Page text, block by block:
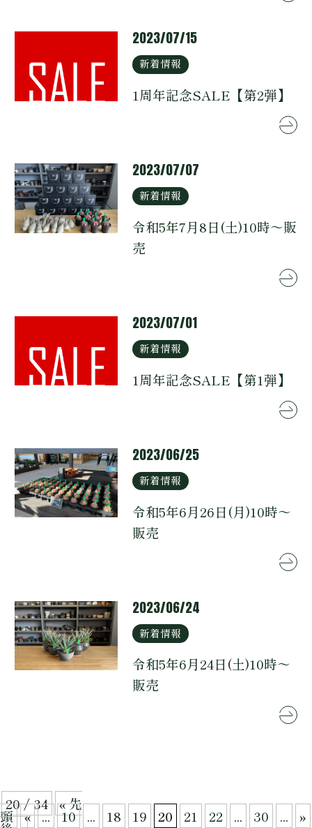
2023/07/15
新着情報
1周年記念SALE【第2弾】
2023/07/07
新着情報
令和5年7月8日(土)10時～販
売
2023/07/01
新着情報
1周年記念SALE【第1弾】
2023/06/25
新着情報
令和5年6月26日(月)10時～
販売
2023/06/24
新着情報
令和5年6月24日(土)10時～
販売
20 / 34 « 先
頭 « ... 10 ... 18 19 20 21 22 ... 30 ... »